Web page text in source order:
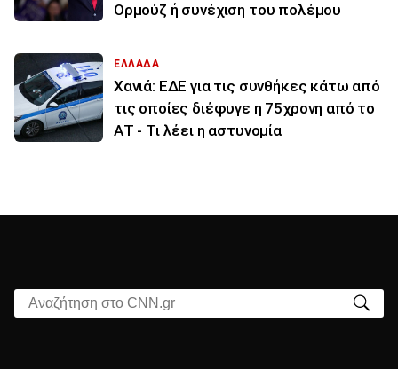
Ορμούζ ή συνέχιση του πολέμου
ΕΛΛΑΔΑ
Χανιά: ΕΔΕ για τις συνθήκες κάτω από
τις οποίες διέφυγε η 75χρονη από το
ΑΤ - Τι λέει η αστυνομία
Αναζήτηση στο CNN.gr